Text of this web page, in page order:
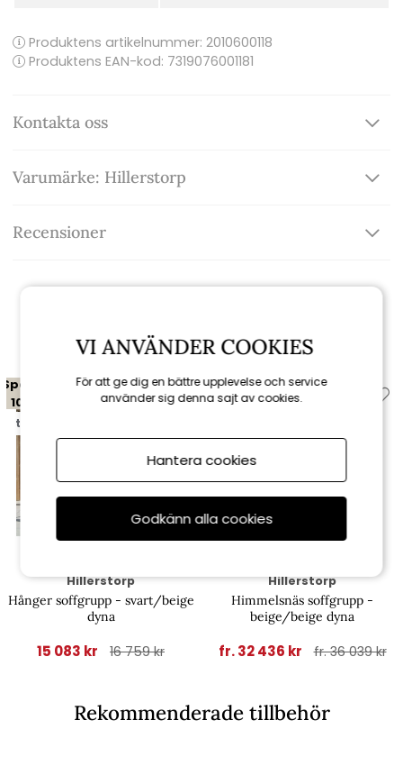
Produktens artikelnummer: 2010600118
Produktens EAN-kod: 7319076001181
Kontakta oss
Varumärke: Hillerstorp
Recensioner
Spara
10%
till 16/8
Hillerstorp
Hånger soffgrupp - svart/beige
dyna
15 083 kr 16 759 kr
Spara
10%
Hillerstorp
Himmelsnäs soffgrupp -
beige/beige dyna
fr. 32 436 kr fr. 36 039 kr
Rekommenderade tillbehör
VI ANVÄNDER COOKIES
För att ge dig en bättre upplevelse och service
använder sig denna sajt av cookies.
Hantera cookies
Godkänn alla cookies